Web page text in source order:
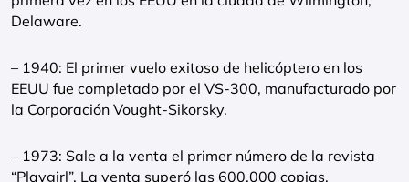
Delaware.
– 1940: El primer vuelo exitoso de helicóptero en los
EEUU fue completado por el VS-300, manufacturado por
la Corporación Vought-Sikorsky.
– 1973: Sale a la venta el primer número de la revista
“Playgirl”. La venta superó las 600.000 copias.